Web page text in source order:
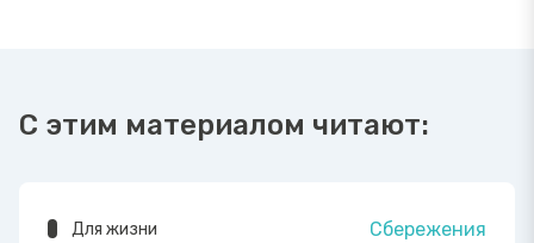
С этим материалом читают:
Для жизни Сбережения